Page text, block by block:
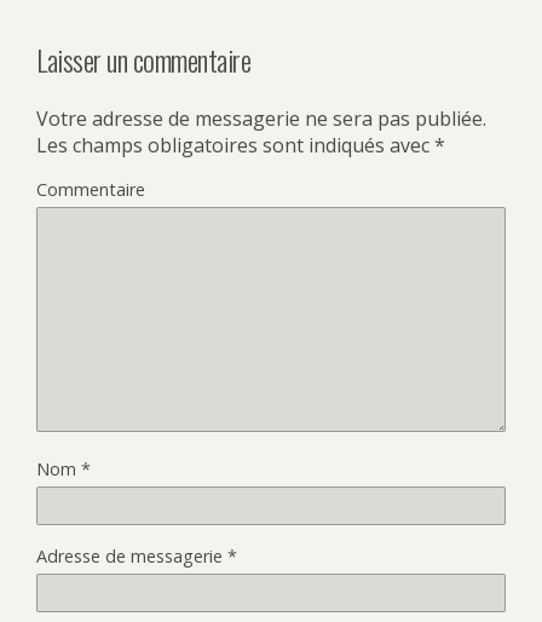
Laisser un commentaire
Votre adresse de messagerie ne sera pas publiée.
Les champs obligatoires sont indiqués avec*
Commentaire
Nom *
Adresse de messagerie *